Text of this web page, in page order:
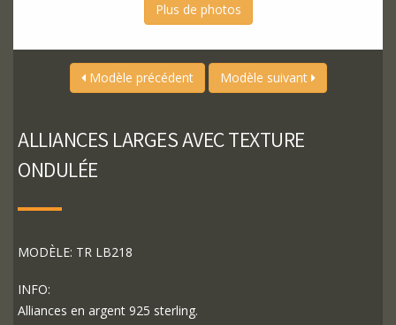
Plus de photos
Modèle précédent Modèle suivant
ALLIANCES LARGES AVEC TEXTURE
ONDULÉE
MODÈLE: TR LB218
INFO:
Alliances en argent 925 sterling.